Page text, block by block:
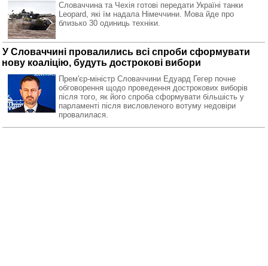
Словаччина та Чехія готові передати Україні танки
Leopard, які їм надала Німеччини. Мова йде про
близько 30 одиниць техніки.
У Словаччині провалились всі спроби сформувати
нову коаліцію, будуть дострокові вибори
Прем'єр-міністр Словаччини Едуард Гегер почне
обговорення щодо проведення дострокових виборів
після того, як його спроба сформувати більшість у
парламенті після висловленого вотуму недовіри
провалилася.